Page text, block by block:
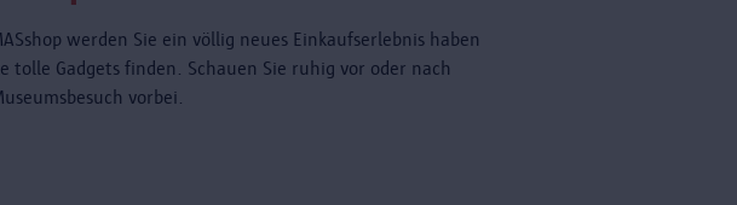
werden Sie ein völlig neues Einkaufserlebnis haben
tolle Gadgets finden. Schauen Sie ruhig vor oder nach
vorbei.